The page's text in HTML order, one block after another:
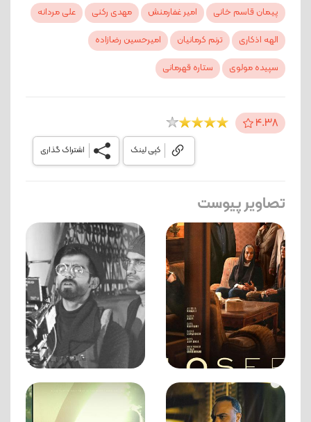
پیمان قاسم خانی
امیر غفارمنش مهدی رکنی
علی مردانه
الهه اذکاری
ترنم کرمانیان
امیرحسین رضازاده
سپیده مولوی
ستاره قهرمانی
4.38
اشتراک گذاری کپی لینک
تصاویر پیوست